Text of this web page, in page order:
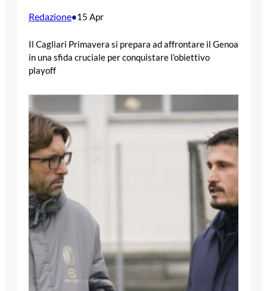
Redazione•15 Apr
Il Cagliari Primavera si prepara ad affrontare il Genoa
in una sfida cruciale per conquistare l’obiettivo
playoff